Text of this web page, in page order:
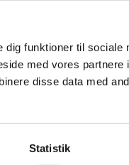
funktioner til sociale
med vores partnere
disse data med
Statistik
Eric Landon,
buer, der giver serien